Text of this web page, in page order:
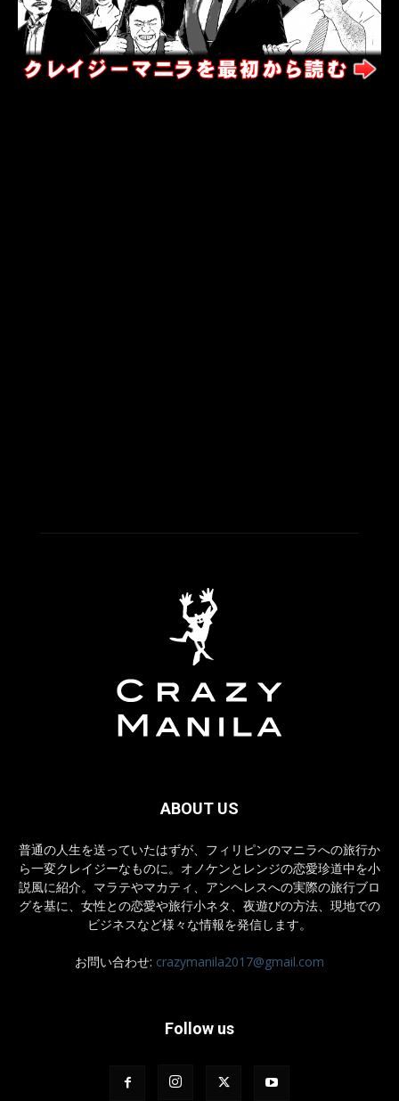
ABOUT US
普通の人生を送っていたはずが、フィリピンのマニラへの旅行か
ら一変クレイジーなものに。オノケンとレンジの恋愛珍道中を小
説風に紹介。マラテやマカティ、アンヘレスへの実際の旅行ブロ
グを基に、女性との恋愛や旅行小ネタ、夜遊びの方法、現地での
ビジネスなど様々な情報を発信します。
お問い合わせ: crazymanila2017@gmail.com
Follow us